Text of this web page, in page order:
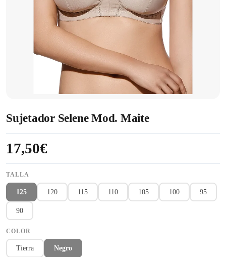
Sujetador Selene Mod. Maite
17,50€
TALLA
125 120 115 110 105 100 95
90
COLOR
Tierra Negro